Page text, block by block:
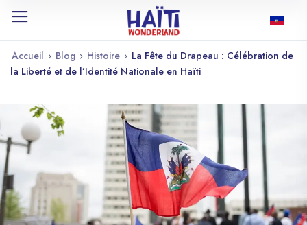
Accueil › Blog › Histoire › La Fête du Drapeau : Célébration de
la Liberté et de l’Identité Nationale en Haïti